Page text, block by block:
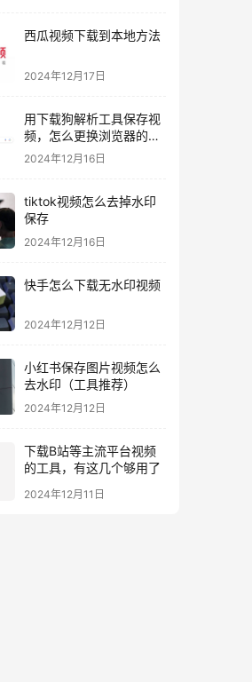
西瓜视频下载到本地方法
2024年12月17日
用下载狗解析工具保存视
频，怎么更换浏览器的下
载路径！
2024年12月16日
tiktok视频怎么去掉水印
保存
2024年12月16日
快手怎么下载无水印视频
2024年12月12日
小红书保存图片视频怎么
去水印（工具推荐）
2024年12月12日
下载B站等主流平台视频
的工具，有这几个够用了
2024年12月11日